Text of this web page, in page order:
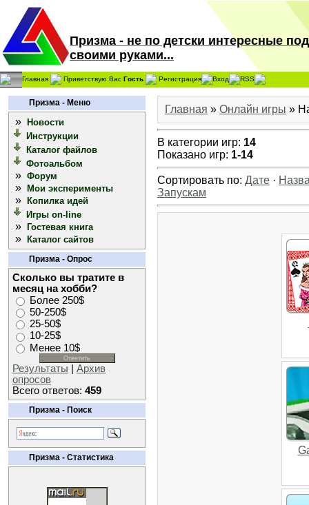
Призма - не по детски интересные
своими руками...
Главная Приветствую Вас Гость Регистрация Вход RSS
Призма - Меню
»
Новости
Инструкции
Каталог файлов
Фотоальбом
» Форум
» Мои эксперименты
»
Копилка идей
Игры on-line
» Гостевая книга
» Каталог сайтов
Призма - Опрос
Сколько вы тратите в
месяц на хобби?
Более 250$
50-250$
25-50$
10-25$
Менее 10$
Результаты
Архив
опросов
Всего ответов: 459
Призма - Поиск
Призма - Статистика
Главная » Онлайн игры »
В категории игр: 14
Показано игр: 1-14
Сортировать по: Дате ·
Запускам